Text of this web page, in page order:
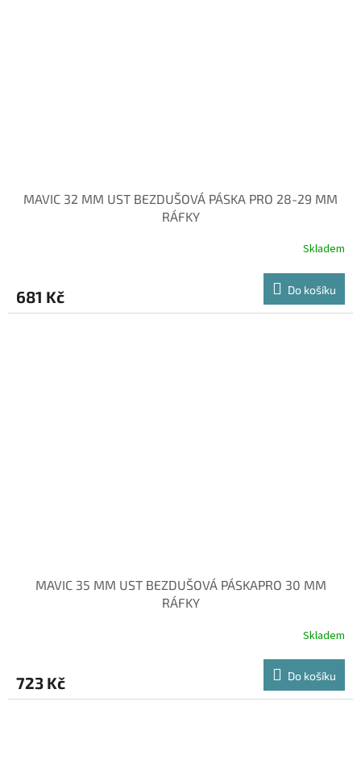
MAVIC 32 MM UST BEZDUŠOVÁ PÁSKA PRO 28-29 MM
RÁFKY
Skladem
681 Kč Do košíku
MAVIC 35 MM UST BEZDUŠOVÁ PÁSKAPRO 30 MM
RÁFKY
Skladem
723 Kč Do košíku